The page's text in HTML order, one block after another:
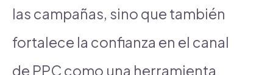
las campañas, sino que también
fortalece la confianza en el canal
de PPC como una herramienta